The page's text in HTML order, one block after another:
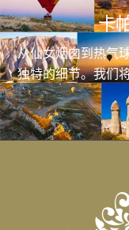
卡
从仙女烟囱到热气
独特的细节。我们